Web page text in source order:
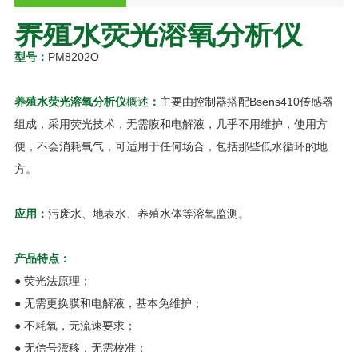
养殖水荧光溶氧分析仪
型号： PM8202O
养殖水荧光溶氧分析仪概述 ： 主要由控制器搭配Bsens410传感器
组成，采用荧光技术，无需膜和电解液，几乎不用维护，使用方
便，不会消耗氧气，可适用于任何场合，包括那些低水循环的地
方。
应用： 污废水、地表水、养殖水体等溶氧监测。
产品特点：
● 荧光法原理；
● 无需更换膜和电解液，基本免维护；
● 不耗氧，无流速要求；
● 无信号漂移，无需校准；